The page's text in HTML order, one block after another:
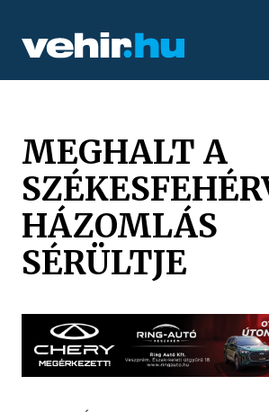
MEGHALT A
HÁZOMLÁS
SÉRÜLTJE